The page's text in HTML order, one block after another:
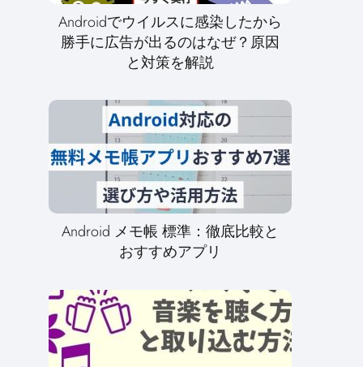
Androidでウイルスに感染したから
勝手に広告が出るのはなぜ？原因
と対策を解説
Android メモ帳 標準：徹底比較と
おすすめアプリ